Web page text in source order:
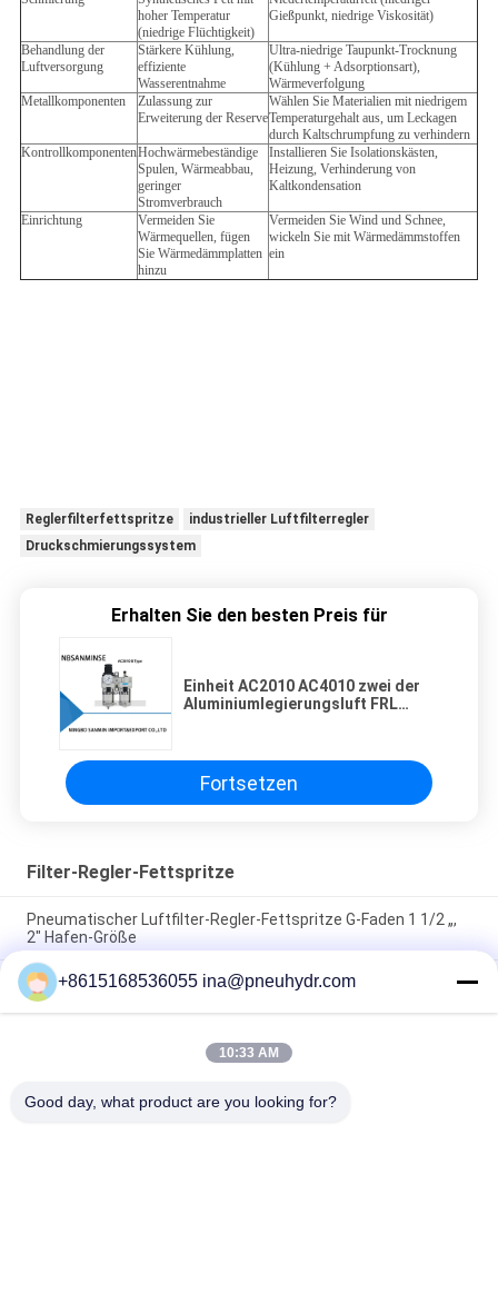
hoher Temperatur
(niedrige Flüchtigkeit)
Gießpunkt, niedrige Viskosität)
Behandlung der
Luftversorgung
Stärkere Kühlung,
effiziente
Wasserentnahme
Ultra-niedrige Taupunkt-Trocknung
(Kühlung + Adsorptionsart),
Wärmeverfolgung
Metallkomponenten
Zulassung zur
Erweiterung der Reserve
Wählen Sie Materialien mit niedrigem
Temperaturgehalt aus, um Leckagen
durch Kaltschrumpfung zu verhindern
KontrollkomponentenHochwärmebeständige
Spulen, Wärmeabbau,
geringer
Stromverbrauch
Installieren Sie Isolationskästen,
Heizung, Verhinderung von
Kaltkondensation
Einrichtung
Vermeiden Sie
Wärmequellen, fügen
Sie Wärmedämmplatten
hinzu
Vermeiden Sie Wind und Schnee,
wickeln Sie mit Wärmedämmstoffen
ein
Reglerfilterfettspritze
industrieller Luftfilterregler
Druckschmierungssystem
Erhalten Sie den besten Preis für
Einheit AC2010 AC4010 zwei der
Aluminiumlegierungsluft FRL
Fortsetzen
Filter-Regler-Fettspritze
Pneumatischer Luftfilter-Regler-Fettspritze G-Faden 1 1/2 „,
2" Hafen-Größe
SZLFG-Druckanzeiger-quantitative Zufuhr-hohe
Zuverlässigkeit
Fett NBSANMINSE SDR5-34Z, das Pumpe 4 Mpa
Wechselstrom 380 Volt 50 Hz mit Überströmventil für
+8615168536055 ina@pneuhydr.com
10:33 AM
Good day, what product are you looking for?